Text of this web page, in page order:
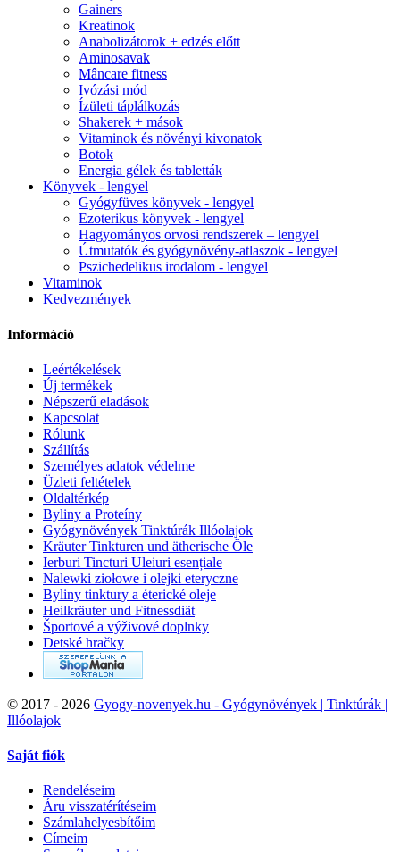
Gainers
Kreatinok
Anabolizátorok + edzés előtt
Aminosavak
Mâncare fitness
Ivózási mód
Ízületi táplálkozás
Shakerek + mások
Vitaminok és növényi kivonatok
Botok
Energia gélek és tabletták
Könyvek - lengyel
Gyógyfüves könyvek - lengyel
Ezoterikus könyvek - lengyel
Hagyományos orvosi rendszerek – lengyel
Útmutatók és gyógynövény-atlaszok - lengyel
Pszichedelikus irodalom - lengyel
Vitaminok
Kedvezmények
Információ
Leértékelések
Új termékek
Népszerű eladások
Kapcsolat
Rólunk
Szállítás
Személyes adatok védelme
Üzleti feltételek
Oldaltérkép
Byliny a Proteíny
Gyógynövények Tinktúrák Illóolajok
Kräuter Tinkturen und ätherische Öle
Ierburi Tincturi Uleiuri esențiale
Nalewki ziołowe i olejki eteryczne
Byliny tinktury a éterické oleje
Heilkräuter und Fitnessdiät
Športové a výživové doplnky
Detské hračky
© 2017 - 2026 Gyogy-novenyek.hu - Gyógynövények | Tinktúrák |
Illóolajok
Saját fiók
Rendeléseim
Áru visszatérítéseim
Számlahelyesbítőim
Címeim